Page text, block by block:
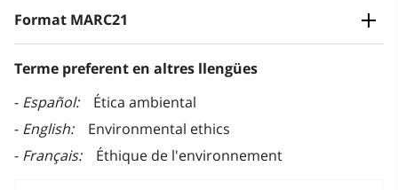
Format MARC21
Terme preferent en altres llengües
Español
Ética ambiental
English
Environmental ethics
Français
Éthique de l'environnement